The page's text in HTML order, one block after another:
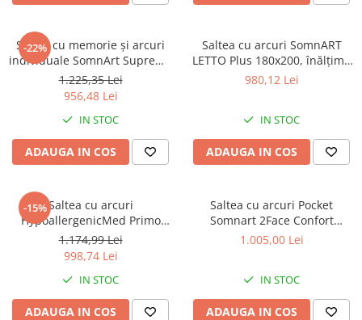
-22%
Saltea cu memorie și arcuri
individuale SomnArt Supreme
Pocket Multilayer 90x200,
înălțime 24 cm, husă
detașabilă, fermitate medie
1.225,35 Lei
956,48 Lei
IN STOC
ADAUGA IN COS
Saltea cu arcuri SomnART
LETTO Plus 180x200, înălțime
24 cm, ortopedică, husă
980,12 Lei
IN STOC
ADAUGA IN COS
-15%Saltea cu arcuri
HypoallergenicMed Primo
Protect 140x200, înălțime 23
cm, ortopedică, husă
tratament antialergic,
fermitate mediu-tare, sistem
aerisire 3D
1.174,99 Lei
998,74 Lei
IN STOC
ADAUGA IN COS
Saltea cu arcuri Pocket
Somnart 2Face Confort
140x200, inaltime 22 cm, husa
1.005,00 Lei
IN STOC
ADAUGA IN COS